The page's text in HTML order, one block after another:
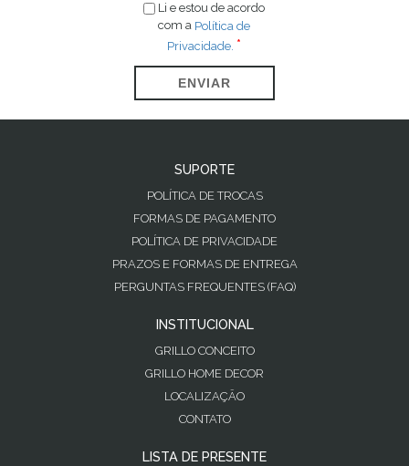
Li e estou de acordo
com a Política de
Privacidade.
ENVIAR
SUPORTE
POLÍTICA DE TROCAS
FORMAS DE PAGAMENTO
POLÍTICA DE PRIVACIDADE
PRAZOS E FORMAS DE ENTREGA
PERGUNTAS FREQUENTES (FAQ)
INSTITUCIONAL
GRILLO CONCEITO
GRILLO HOME DECOR
LOCALIZAÇÃO
CONTATO
LISTA DE PRESENTE